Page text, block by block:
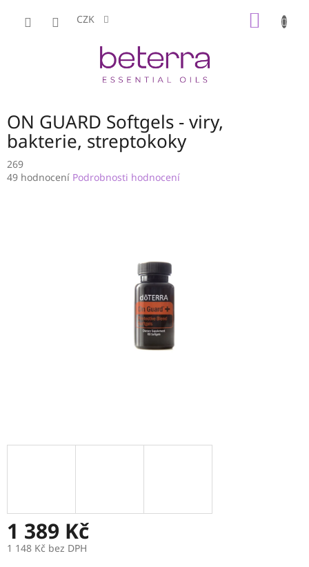
CZK
ON GUARD Softgels - viry,
bakterie, streptokoky
269
Průměrné
49 hodnocení Podrobnosti hodnocení
1 389 Kč
1 148 Kč bez DPH